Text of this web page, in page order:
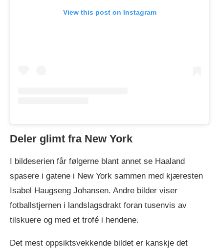
View this post on Instagram
Deler glimt fra New York
I bildeserien får følgerne blant annet se Haaland
spasere i gatene i New York sammen med kjæresten
Isabel Haugseng Johansen. Andre bilder viser
fotballstjernen i landslagsdrakt foran tusenvis av
tilskuere og med et trofé i hendene.
Det mest oppsiktsvekkende bildet er kanskje det